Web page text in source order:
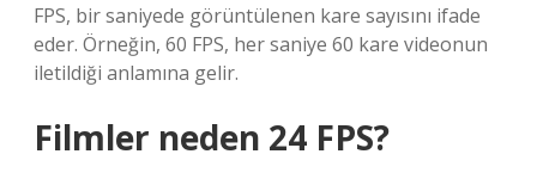
FPS, bir saniyede görüntülenen kare sayısını ifade
eder. Örneğin, 60 FPS, her saniye 60 kare videonun
iletildiği anlamına gelir.
Filmler neden 24 FPS?